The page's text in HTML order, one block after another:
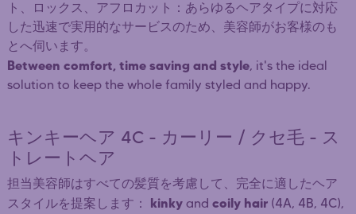
ト、ロックス、アフロカット：あらゆるヘアタイプに対応
した迅速で実用的なサービスのため、美容師がお客様のも
とへ伺います。
Between comfort, time saving and style, it's the ideal
solution to keep the whole family styled and happy.
キンキーヘア 4C - カーリー / クセ毛 - ス
トレートヘア
担当美容師はすべての髪質を考慮して、完全に適したヘア
スタイルを提案します： kinky and coily hair (4A, 4B, 4C),